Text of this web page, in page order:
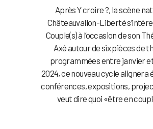
Après Y croire ?, la scène
Châteauvallon-Liberté
Couple(s) à l’occasion de son
Axé autour de six pièces de
programmées entre janvier
2024, ce nouveau cycle alignera
conférences, expositions,
veut dire quoi «être en